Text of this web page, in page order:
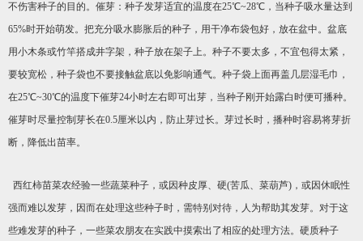
不伤害种子的目的。催芽：种子发芽适宜的温度在25℃~28℃，当种子吸水量达到
65%时开始萌发。把充分吸水膨胀后的种子，用干净布袋包好，放在盆中。盆底
用小木条或竹竿搭成井字架，种子放在架子上。种子不要太多，不宜包得太紧，
要较宽松，种子袋也不要接触盆底以免影响通气。种子袋上面再盖几层湿毛巾，
在25℃~30℃的温度下催芽24小时左右即可出芽，当种子刚开始露白时便可播种。
催芽时尽量控制芽长在0.5厘米以内，防止芽过长。芽过长时，播种时容易将芽折
断，降低出苗率。
西红柿苗菜农经验一些蔬菜种子，或因种皮厚、硬(苦瓜、菜葫芦)，或因休眠性
强而难以发芽，因而在处理这些种子时，需特别对待，人为帮助其发芽。对于这
些难发芽的种子，一些菜农朋友在实践中摸索出了相应的处理方法。硬质种子